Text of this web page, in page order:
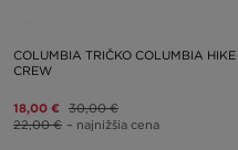
COLUMBIA TRIČKO COLUMBIA HIKE
CREW
18,00 € 30,00 €
22,00 € – najnižšia cena